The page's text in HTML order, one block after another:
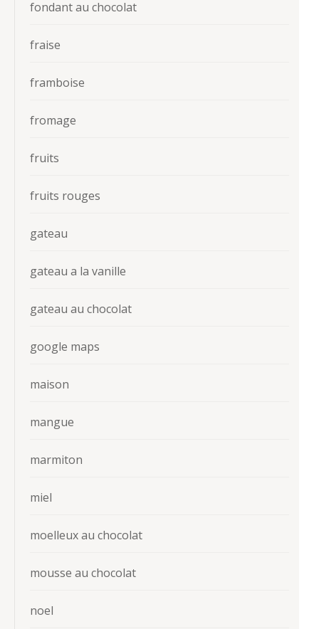
fondant au chocolat
fraise
framboise
fromage
fruits
fruits rouges
gateau
gateau a la vanille
gateau au chocolat
google maps
maison
mangue
marmiton
miel
moelleux au chocolat
mousse au chocolat
noel